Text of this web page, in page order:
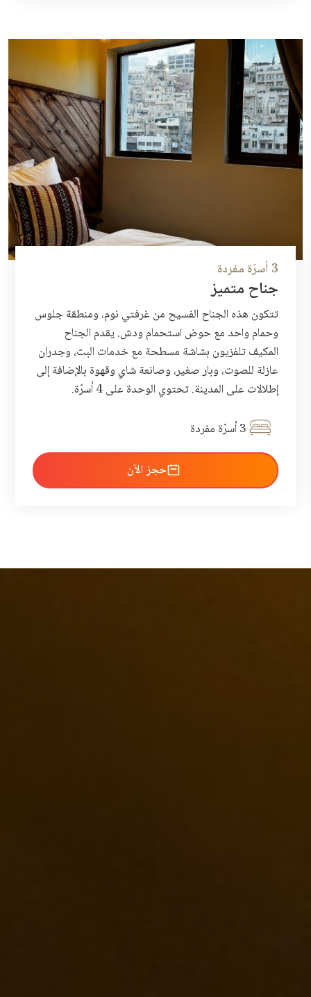
3 أسرّة مفردة
جناح متميز
تتكون هذه الجناح الفسيح من غرفتي نوم، ومنطقة جلوس
وحمام واحد مع حوض استحمام ودش. يقدم الجناح
المكيف تلفزيون بشاشة مسطحة مع خدمات البث، وجدران
عازلة للصوت، وبار صغير، وصانعة شاي وقهوة بالإضافة إلى
إطلالات على المدينة. تحتوي الوحدة على 4 أسرّة.
3 أسرّة مفردة
احجز الآن